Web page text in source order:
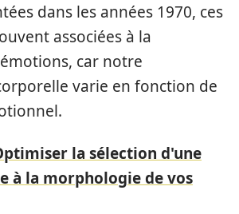
dans les années 1970, ces
associées à la
car notre
varie en fonction de
la sélection d'une
à la morphologie de vos